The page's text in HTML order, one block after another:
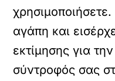
αγάπη και
εκτίμησης για
σύντροφός σας